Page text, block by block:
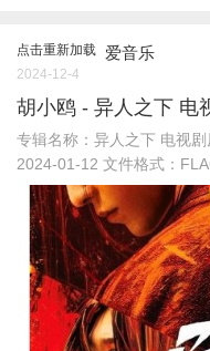
点击重新加载 爱音乐
2024-12-4
胡小鸥 - 异人之下 电
专辑名称：异人之下 电视
2024-01-12 文件格式：